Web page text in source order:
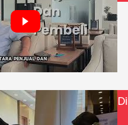
Office Hotel Antero |